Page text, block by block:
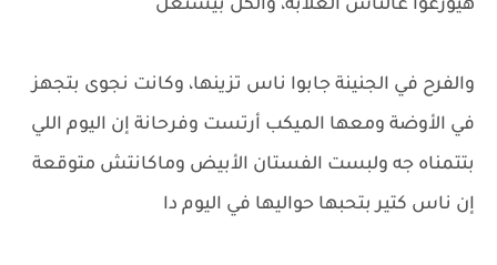
هيوزعوا عالناس الغلابة، والكل بيشتغل
والفرح في الجنينة جابوا ناس تزينها، وكانت نجوى بتجهز
في الأوضة ومعها الميكب أرتست وفرحانة إن اليوم اللي
بتتمناه جه ولبست الفستان الأبيض وماكانتش متوقعة
إن ناس كتير بتحبها حواليها في اليوم دا